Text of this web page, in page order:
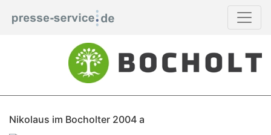
Nikolaus im Bocholter 2004 a